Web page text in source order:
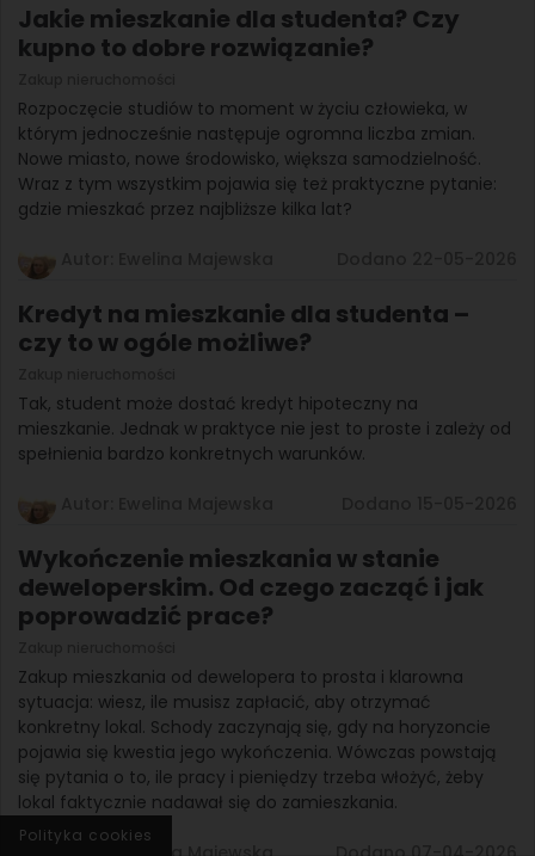
Polityka cookies
Jakie mieszkanie dla studenta? Czy
kupno to dobre rozwiązanie?
Rozpoczęcie studiów to moment w życiu człowieka, w
którym jednocześnie następuje ogromna liczba zmian.
Nowe miasto, nowe środowisko, większa samodzielność.
Wraz z tym wszystkim pojawia się też praktyczne pytanie:
gdzie mieszkać przez najbliższe kilka lat?
Kredyt na mieszkanie dla studenta –
czy to w ogóle możliwe?
Tak, student może dostać kredyt hipoteczny na
mieszkanie. Jednak w praktyce nie jest to proste i zależy od
spełnienia bardzo konkretnych warunków.
Wykończenie mieszkania w stanie
deweloperskim. Od czego zacząć i jak
poprowadzić prace?
Zakup mieszkania od dewelopera to prosta i klarowna
sytuacja: wiesz, ile musisz zapłacić, aby otrzymać
konkretny lokal. Schody zaczynają się, gdy na horyzoncie
pojawia się kwestia jego wykończenia. Wówczas powstają
się pytania o to, ile pracy i pieniędzy trzeba włożyć, żeby
lokal faktycznie nadawał się do zamieszkania.